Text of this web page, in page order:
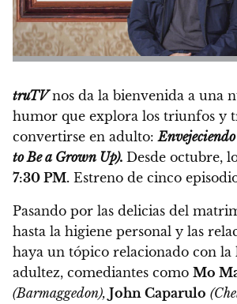
truTVnos da la bienvenida a una
humor que explora los triunfos y
convertirse en adulto:
to Be a Grown Up). Desde octubre,
7:30 PM. Estreno de cinco
Pasando por las delicias del
hasta la higiene personal y las
haya un tópico relacionado con la
adultez, comediantes como Mo
(Barmaggedon), John Caparulo